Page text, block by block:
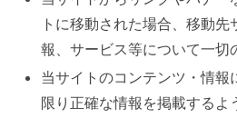
トに移動された場合、移動
報、サービス等について一切
当サイトのコンテンツ・情報
限り正確な情報を掲載するよ